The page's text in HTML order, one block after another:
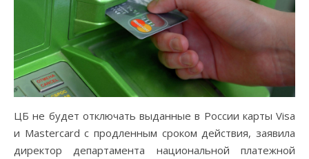
ЦБ не будет отключать выданные в России карты Visa
и Mastercard с продленным сроком действия, заявила
директор департамента национальной платежной